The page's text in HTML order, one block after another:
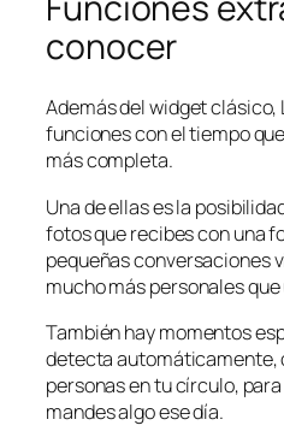
conocer
Además del widget
funciones con el tiempo
más completa.
Una de ellas es la
fotos que recibes con una
pequeñas conversaciones
mucho más personales
También hay momentos
detecta automáticamente,
personas en tu círculo,
mandes algo ese día.